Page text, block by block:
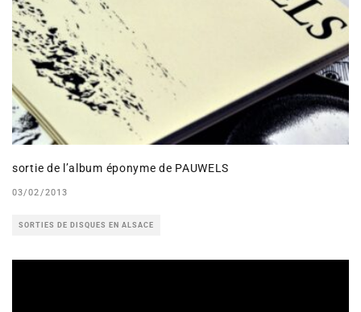
sortie de l’album éponyme de PAUWELS
03/02/2013
SORTIES DE DISQUES EN ALSACE